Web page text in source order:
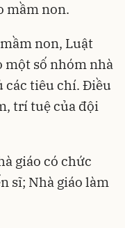
mầm non.
non, Luật
một số nhóm nhà
các tiêu chí. Điều
trí tuệ của đội
giáo có chức
sĩ; Nhà giáo làm